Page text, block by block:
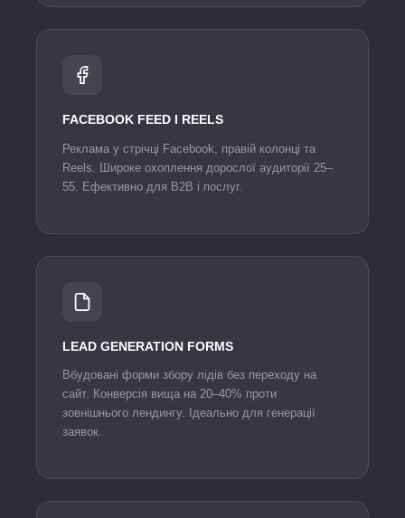
FACEBOOK FEED І REELS
Реклама у стрічці Facebook, правій колонці та
Reels. Широке охоплення дорослої аудиторії 25–
55. Ефективно для B2B і послуг.
LEAD GENERATION FORMS
Вбудовані форми збору лідів без переходу на
сайт. Конверсія вища на 20–40% проти
зовнішнього лендингу. Ідеально для генерації
заявок.